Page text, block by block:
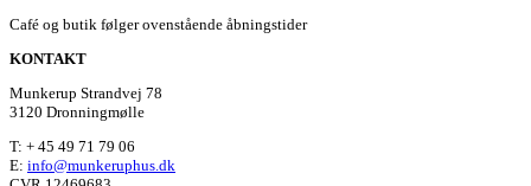
Café og butik følger ovenstående åbningstider
KONTAKT
Munkerup Strandvej 78
3120 Dronningmølle
T: + 45 49 71 79 06
E: info@munkeruphus.dk